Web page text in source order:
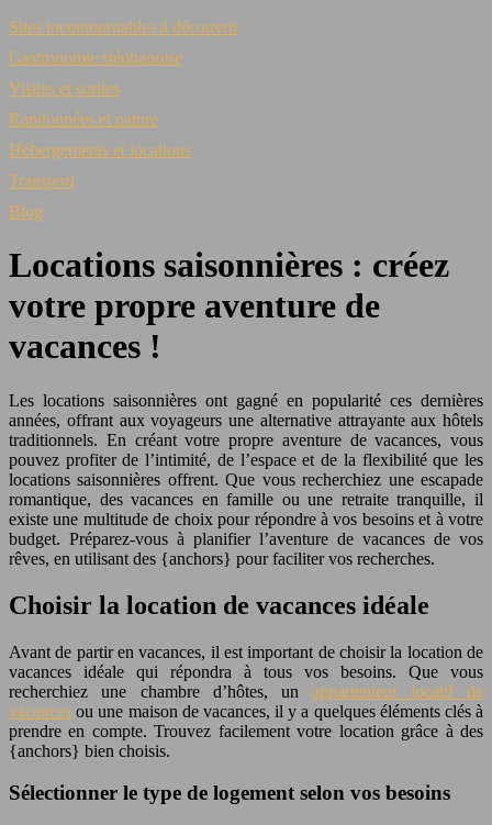
Sites incontournables à découvrir
Gastronomie stéphanoise
Visites et sorties
Randonnées et nature
Hébergements et locations
Transport
Blog
Locations saisonnières : créez
votre propre aventure de
vacances !
Les locations saisonnières ont gagné en popularité ces dernières
années, offrant aux voyageurs une alternative attrayante aux hôtels
traditionnels. En créant votre propre aventure de vacances, vous
pouvez profiter de l’intimité, de l’espace et de la flexibilité que les
locations saisonnières offrent. Que vous recherchiez une escapade
romantique, des vacances en famille ou une retraite tranquille, il
existe une multitude de choix pour répondre à vos besoins et à votre
budget. Préparez-vous à planifier l’aventure de vacances de vos
rêves, en utilisant des {anchors} pour faciliter vos recherches.
Choisir la location de vacances idéale
Avant de partir en vacances, il est important de choisir la location de
vacances idéale qui répondra à tous vos besoins. Que vous
recherchiez une chambre d’hôtes, unappartement locatif de
vacances ou une maison de vacances, il y a quelques éléments clés à
prendre en compte. Trouvez facilement votre location grâce à des
{anchors} bien choisis.
Sélectionner le type de logement selon vos besoins